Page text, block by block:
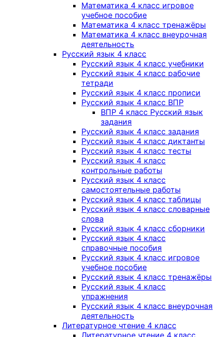
Математика 4 класс игровое
учебное пособие
Математика 4 класс тренажёры
Математика 4 класс внеурочная
деятельность
Русский язык 4 класс
Русский язык 4 класс учебники
Русский язык 4 класс рабочие
тетради
Русский язык 4 класс прописи
Русский язык 4 класс ВПР
ВПР 4 класс Русский язык
задания
Русский язык 4 класс задания
Русский язык 4 класс диктанты
Русский язык 4 класс тесты
Русский язык 4 класс
контрольные работы
Русский язык 4 класс
самостоятельные работы
Русский язык 4 класс таблицы
Русский язык 4 класс словарные
слова
Русский язык 4 класс сборники
Русский язык 4 класс
справочные пособия
Русский язык 4 класс игровое
учебное пособие
Русский язык 4 класс тренажёры
Русский язык 4 класс
упражнения
Русский язык 4 класс внеурочная
деятельность
Литературное чтение 4 класс
Литературное чтение 4 класс